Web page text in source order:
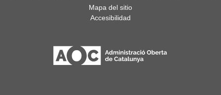
Mapa del sitio
Accesibilidad